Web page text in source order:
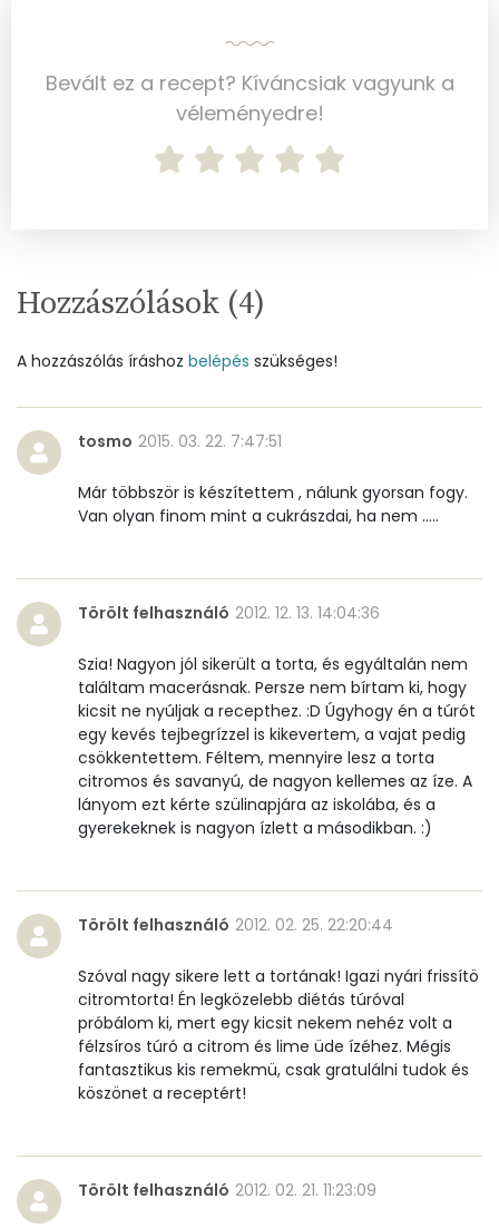
Tiamin - B1 vitamin:
Pantoténsav - B5 vitamin:
Folsav - B9-vitamin:
Kolin:
79 mg
α-karotin
0 micro
β-crypt
6 micro
Likopin
0 micro
Lut-zea
128 micro
Összesen 469 kcal
Bevált ez a recept? Kíváncsiak vagyunk a
véleményedre!
Hozzászólások (4)
A hozzászólás íráshoz belépés szükséges!
tosmo 2015. 03. 22. 7:47:51
Már többször is készítettem , nálunk gyorsan fogy.
Van olyan finom mint a cukrászdai, ha nem .....
Törölt felhasználó 2012. 12. 13. 14:04:36
Szia! Nagyon jól sikerült a torta, és egyáltalán nem
találtam macerásnak. Persze nem bírtam ki, hogy
kicsit ne nyúljak a recepthez. :D Úgyhogy én a túrót
egy kevés tejbegrízzel is kikevertem, a vajat pedig
csökkentettem. Féltem, mennyire lesz a torta
citromos és savanyú, de nagyon kellemes az íze. A
lányom ezt kérte szülinapjára az iskolába, és a
gyerekeknek is nagyon ízlett a másodikban. :)
Törölt felhasználó 2012. 02. 25. 22:20:44
Szóval nagy sikere lett a tortának! Igazi nyári frissítö
citromtorta! Én legközelebb diétás túróval
próbálom ki, mert egy kicsit nekem nehéz volt a
félzsíros túró a citrom és lime üde ízéhez. Mégis
fantasztikus kis remekmü, csak gratulálni tudok és
köszönet a receptért!
Törölt felhasználó 2012. 02. 21. 11:23:09